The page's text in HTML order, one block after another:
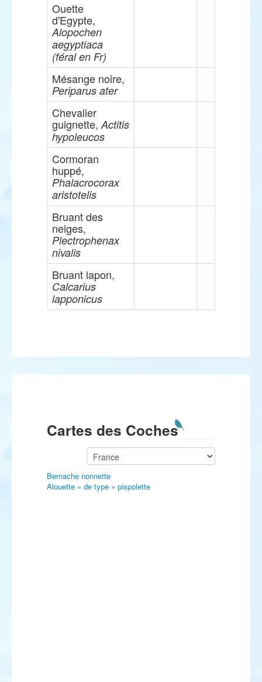
Ouette
d'Egypte,
Alopochen
aegyptiaca
(féral en Fr)
Mésange noire,
Periparus ater
Chevalier
guignette, Actitis
hypoleucos
Cormoran
huppé,
Phalacrocorax
aristotelis
Bruant des
neiges,
Plectrophenax
nivalis
Bruant lapon,
Calcarius
lapponicus
Cartes des Coches
Bernache nonnette
Alouette « de type » pispolette